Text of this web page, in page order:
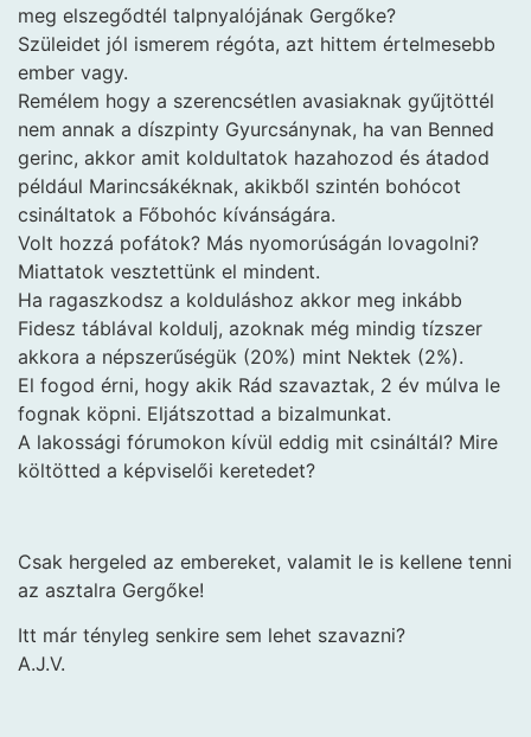
meg elszegődtél talpnyalójának Gergőke?
Szüleidet jól ismerem régóta, azt hittem értelmesebb
ember vagy.
Remélem hogy a szerencsétlen avasiaknak gyűjtöttél
nem annak a díszpinty Gyurcsánynak, ha van Benned
gerinc, akkor amit koldultatok hazahozod és átadod
például Marincsákéknak, akikből szintén bohócot
csináltatok a Főbohóc kívánságára.
Volt hozzá pofátok? Más nyomorúságán lovagolni?
Miattatok vesztettünk el mindent.
Ha ragaszkodsz a kolduláshoz akkor meg inkább
Fidesz táblával koldulj, azoknak még mindig tízszer
akkora a népszerűségük (20%) mint Nektek (2%).
El fogod érni, hogy akik Rád szavaztak, 2 év múlva le
fognak köpni. Eljátszottad a bizalmunkat.
A lakossági fórumokon kívül eddig mit csináltál? Mire
költötted a képviselői keretedet?
Csak hergeled az embereket, valamit le is kellene tenni
az asztalra Gergőke!
Itt már tényleg senkire sem lehet szavazni?
A.J.V.